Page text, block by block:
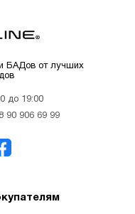
БАДов от лучших
до 19:00
90 906 69 99